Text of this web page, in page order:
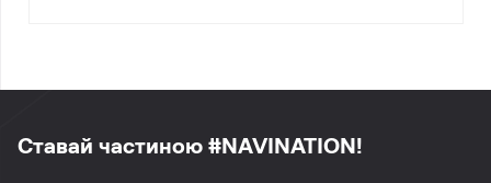
Ставай частиною #NAVINATION!